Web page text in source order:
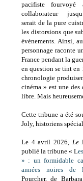
pacifiste
collaborateur
serait de la pure
les distorsions que
événements. Ainsi,
personnage raconte
France pendant la
en question se tint
chronologie
cinéma » est une
libre. Mais
Cette tribune a été
Joly, historiens
Le 4 avril 2026, Le
publié la tribune « L
» : un formidable
années noires de
Pourcher, de